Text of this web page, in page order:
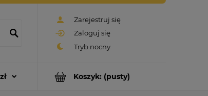
Zarejestruj się
Zaloguj się
Koszyk: (pusty)